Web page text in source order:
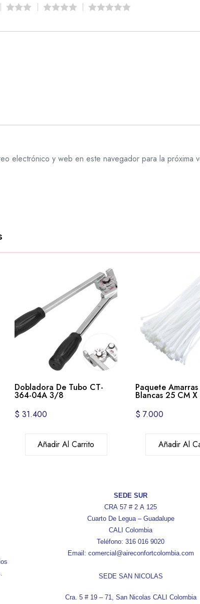
electrónico y web en este navegador para la próxima
Dobladora De Tubo CT-
364-04A 3/8
$ 31.400
Añadir Al Carrito
Paquete Amarras
Blancas 25 CM X
$ 7.000
Añadir Al
SEDE SUR
CRA 57 # 2 A 125
Cuarto De Legua – Guadalupe
CALI Colombia
Teléfono: 316 016 9020
Email: comercial@aireconfortcolombia.com
SEDE SAN NICOLAS
Cra. 5 # 19 – 71, San Nicolas CALI Colombia